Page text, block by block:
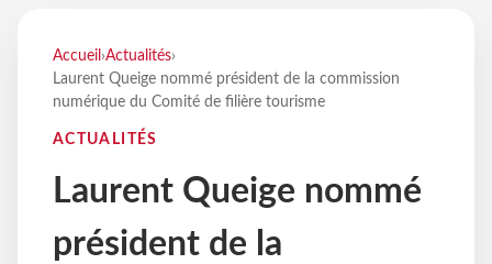
Accueil ›Actualités›
Laurent Queige nommé président de la commission
numérique du Comité de filière tourisme
ACTUALITÉS
Laurent Queige nommé
président de la